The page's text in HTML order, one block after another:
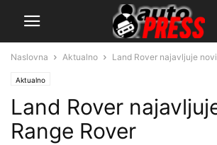
Naslovna Aktualno Land Rover najavljuje
Aktualno
Land Rover
Range Rover